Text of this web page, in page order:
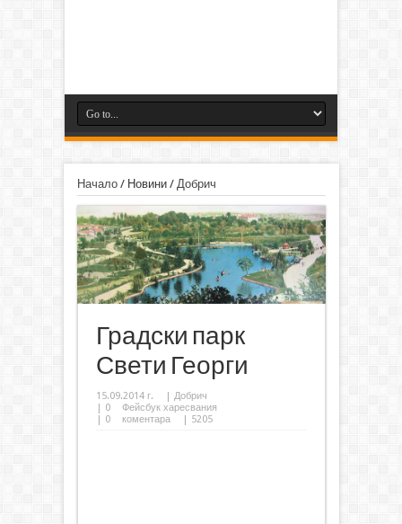
Начало/ Новини/ Добрич
Градски парк
Свети Георги
15.09.2014 г. | Добрич
| 0
Фейсбук харесвания
| 0 коментара | 5205